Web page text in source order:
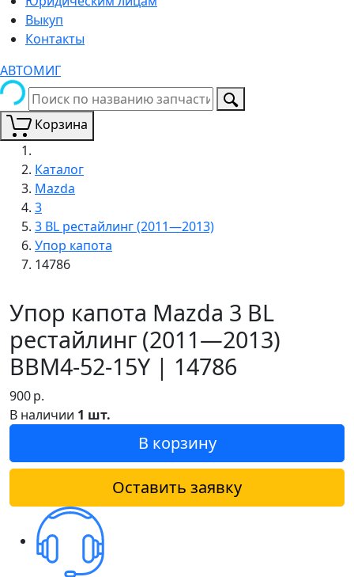
Выкуп
Контакты
АВТОМИГ
Корзина
Каталог
Mazda
3
3 BL рестайлинг (2011—2013)
Упор капота
14786
Упор капота Mazda 3 BL
рестайлинг (2011—2013)
BBM4-52-15Y | 14786
900р.
В наличии 1 шт.
В корзину
Оставить заявку